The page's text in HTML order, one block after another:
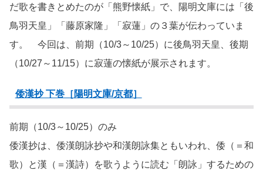
だ歌を書きとめたのが「熊野懐紙」で、陽明文庫には「後
鳥羽天皇」「藤原家隆」「寂蓮」の３葉が伝わっていま
す。 今回は、前期（10/3～10/25）に後鳥羽天皇、後期
（10/27～11/15）に寂蓮の懐紙が展示されます。
倭漢抄 下巻［陽明文庫/京都］
前期（10/3～10/25）のみ
倭漢抄は、倭漢朗詠抄や和漢朗詠集ともいわれ、倭（＝和
歌）と漢（＝漢詩）を歌うように読む「朗詠」するための